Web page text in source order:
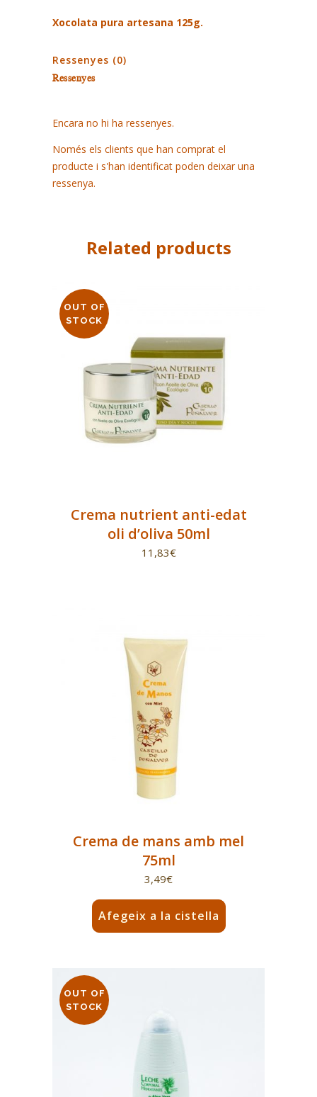
Xocolata pura artesana 125g.
Ressenyes (0)
Ressenyes
Encara no hi ha ressenyes.
Només els clients que han comprat el
producte i s'han identificat poden deixar una
ressenya.
Related products
Crema nutrient anti-edat
oli d’oliva 50ml
11,83€
OUT OF
STOCK
Crema de mans amb mel
75ml
3,49€
Afegeix a la cistella
OUT OF
STOCK